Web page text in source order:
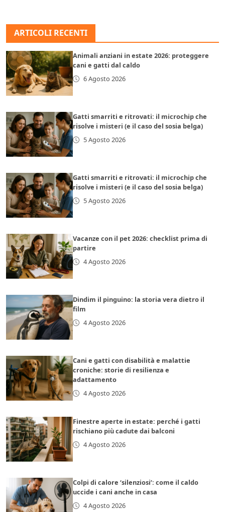
ARTICOLI RECENTI
Animali anziani in estate 2026: proteggere
cani e gatti dal caldo
6 Agosto 2026
Gatti smarriti e ritrovati: il microchip che
risolve i misteri (e il caso del sosia belga)
5 Agosto 2026
Gatti smarriti e ritrovati: il microchip che
risolve i misteri (e il caso del sosia belga)
5 Agosto 2026
Vacanze con il pet 2026: checklist prima di
partire
4 Agosto 2026
Dindim il pinguino: la storia vera dietro il
film
4 Agosto 2026
Cani e gatti con disabilità e malattie
croniche: storie di resilienza e
adattamento
4 Agosto 2026
Finestre aperte in estate: perché i gatti
rischiano più cadute dai balconi
4 Agosto 2026
Colpi di calore ‘silenziosi’: come il caldo
uccide i cani anche in casa
4 Agosto 2026